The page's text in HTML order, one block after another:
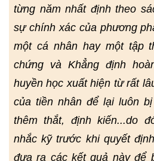
từng năm nhất định theo
sự chính xác của phương
một cá nhân hay một tập
chứng và Khẳng định
huyền học xuất hiện từ rất
của tiền nhân để lại luôn
thêm thắt, định kiến...do
nhắc kỹ trước khi quyết
đưa ra các kết quả này để